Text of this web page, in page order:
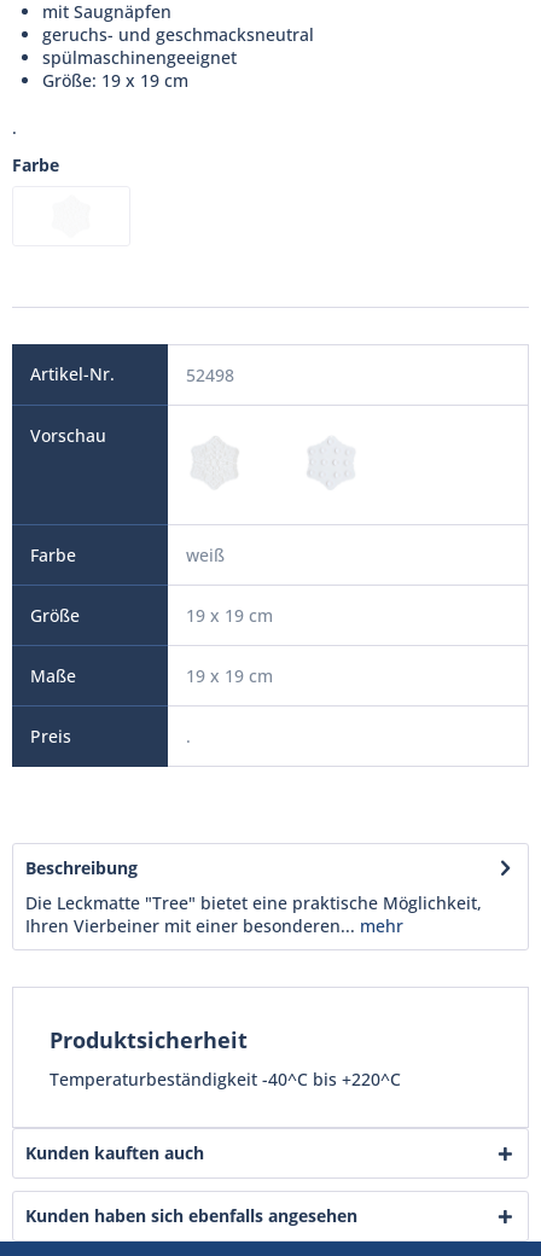
mit Saugnäpfen
geruchs- und geschmacksneutral
spülmaschinengeeignet
Größe: 19 x 19 cm
.
Farbe
52498
weiß
19 x 19 cm
19 x 19 cm
.
Beschreibung
Die Leckmatte "Tree" bietet eine praktische Möglichkeit,
Ihren Vierbeiner mit einer besonderen... mehr
Produktsicherheit
Temperaturbeständigkeit -40^C bis +220^C
Kunden kauften auch
Kunden haben sich ebenfalls angesehen